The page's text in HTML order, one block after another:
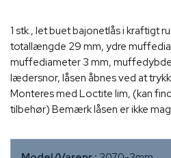
1 stk., let buet bajonetlås i kraftigt
totallængde 29 mm, ydre
muffediameter 3 mm,
lædersnor, låsen åbnes ved at
Monteres med Loctite lim, (kan
tilbehør) Bemærk låsen er ikke